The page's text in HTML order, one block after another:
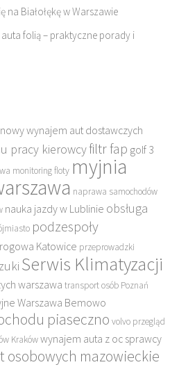
Białołękę w Warszawie
folią – praktyczne porady i
wynajem aut dostawczych
pracy kierowcyfiltr fap golf 3
monitoring floty myjnia
naprawa samochodów
nauka jazdy w Lublinie obsługa
podzespoły
Katowice przeprowadzki
Serwis Klimatyzacji
warszawa transport osób Poznań
Warszawa Bemowo
piaseczno volvo przegląd
Krakówwynajem auta z oc sprawcy
osobowych mazowieckie